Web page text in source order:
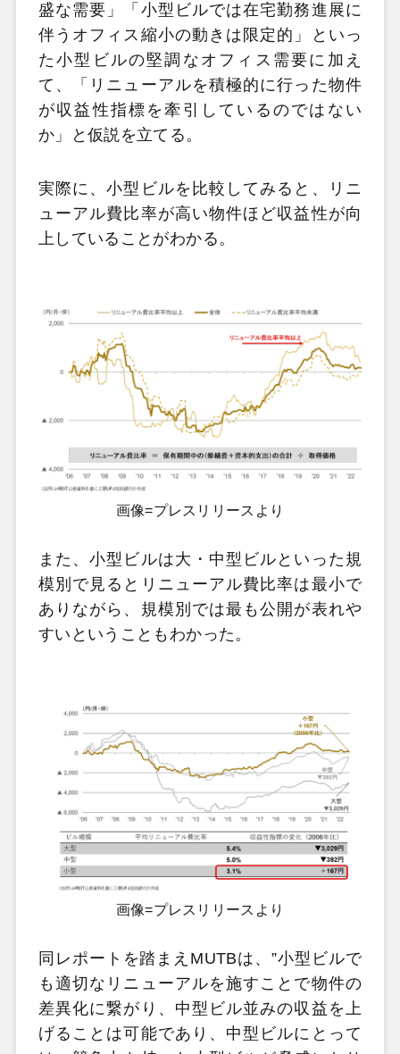
盛な需要」「小型ビルでは在宅勤務進展に
伴うオフィス縮小の動きは限定的」といっ
た小型ビルの堅調なオフィス需要に加え
て、「リニューアルを積極的に行った物件
が収益性指標を牽引しているのではない
か」と仮説を立てる。
実際に、小型ビルを比較してみると、リニ
ューアル費比率が高い物件ほど収益性が向
上していることがわかる。
画像=プレスリリースより
また、小型ビルは大・中型ビルといった規
模別で見るとリニューアル費比率は最小で
ありながら、規模別では最も公開が表れや
すいということもわかった。
画像=プレスリリースより
同レポートを踏まえMUTBは、”小型ビルで
も適切なリニューアルを施すことで物件の
差異化に繋がり、中型ビル並みの収益を上
げることは可能であり、中型ビルにとって